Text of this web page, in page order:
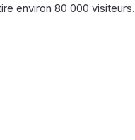
environ 80 000 visiteurs.